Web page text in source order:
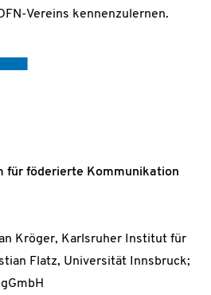
Vereins kennenzulernen.
für föderierte Kommunikation
Kröger, Karlsruher Institut für
Flatz, Universität Innsbruck;